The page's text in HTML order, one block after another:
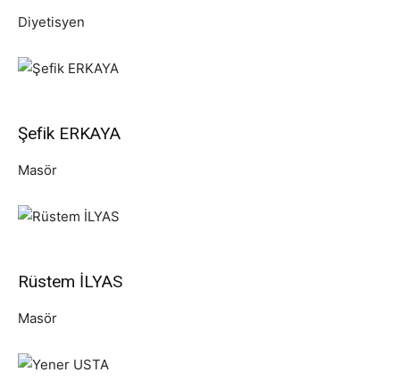
Diyetisyen
Şefik ERKAYA
Masör
Rüstem İLYAS
Masör